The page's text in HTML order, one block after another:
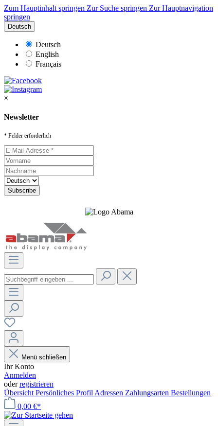
Zum Hauptinhalt springen Zur Suche springen Zur Hauptnavigation
springen
Deutsch
Deutsch
English
Français
×
Newsletter
* Felder erforderlich
Menü schließen
Ihr Konto
Anmelden
oderregistrieren
Übersicht Persönliches Profil Adressen Zahlungsarten Bestellungen
0,00 €*